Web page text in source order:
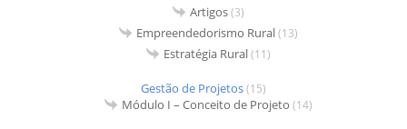
Artigos(3)
Empreendedorismo Rural(13)
Estratégia Rural(11)
Gestão de Projetos(15)
Módulo I – Conceito de Projeto (14)